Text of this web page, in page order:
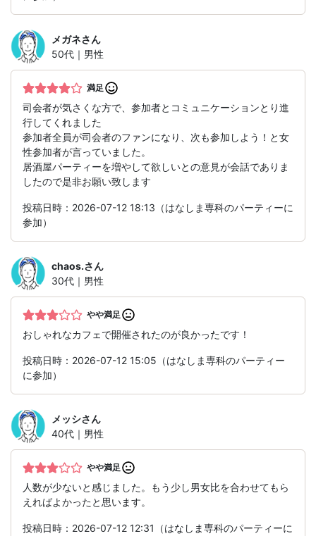
メガネさん
50代｜男性
満足
司会者が気さくな方で、参加者とコミュニケーションとり進
行してくれました
参加者全員が司会者のファンになり、次も参加しよう！と女
性参加者が言っていました。
居酒屋パーティーを増やして欲しいとの意見が会話でありま
したので是非お願い致します
投稿日時：2026-07-12 18:13（はなしま専科のパーティーに
参加）
chaos.さん
30代｜男性
やや満足
おしゃれなカフェで開催されたのが良かったです！
投稿日時：2026-07-12 15:05（はなしま専科のパーティー
に参加）
メッシさん
40代｜男性
やや満足
人数が少ないと感じました。もう少し男女比を合わせてもら
えればよかったと思います。
投稿日時：2026-07-12 12:31（はなしま専科のパーティーに